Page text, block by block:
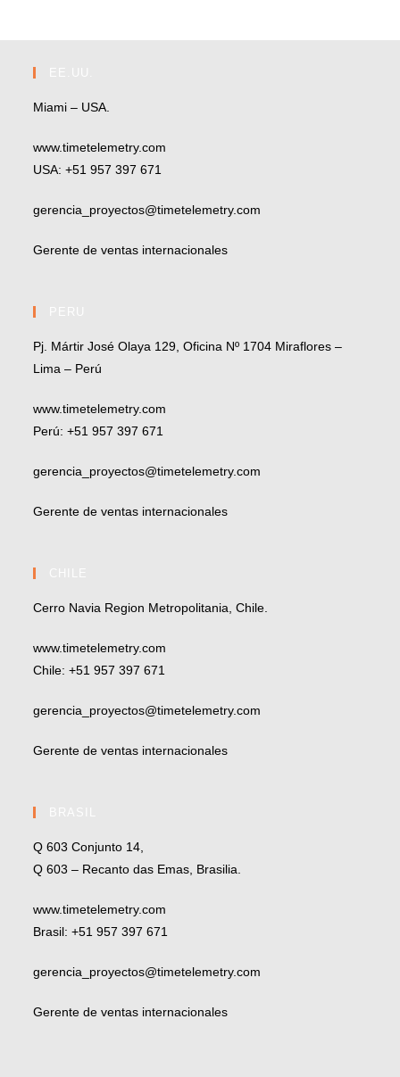
Miami – USA.
www.timetelemetry.com
USA: +51 957 397 671
gerencia_proyectos@timetelemetry.com
Gerente de ventas internacionales
Pj. Mártir José Olaya 129, Oficina Nº 1704 Miraflores –
Lima – Perú
www.timetelemetry.com
Perú: +51 957 397 671
gerencia_proyectos@timetelemetry.com
Gerente de ventas internacionales
Cerro Navia Region Metropolitania, Chile.
www.timetelemetry.com
Chile: +51 957 397 671
gerencia_proyectos@timetelemetry.com
Gerente de ventas internacionales
Q 603 Conjunto 14,
Q 603 – Recanto das Emas, Brasilia.
www.timetelemetry.com
Brasil: +51 957 397 671
gerencia_proyectos@timetelemetry.com
Gerente de ventas internacionales